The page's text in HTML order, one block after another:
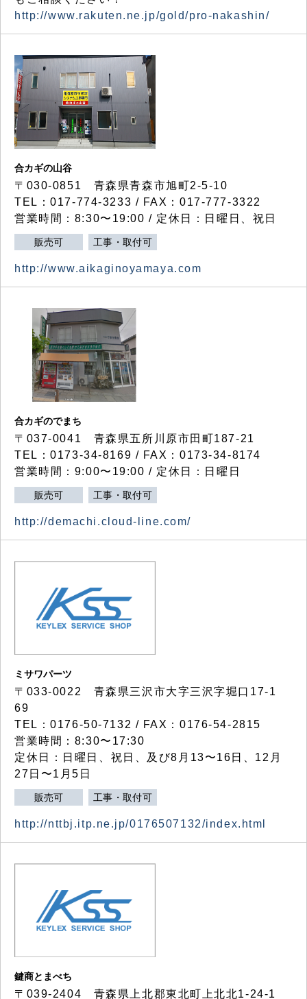
http://www.rakuten.ne.jp/gold/pro-nakashin/
合カギの山谷
〒030-0851 青森県青森市旭町2-5-10
TEL：017-774-3233 / FAX：017-777-3322
営業時間：8:30〜19:00 / 定休日：日曜日、祝日
販売可 工事・取付可
http://www.aikaginoyamaya.com
合カギのでまち
〒037-0041 青森県五所川原市田町187-21
TEL：0173-34-8169 / FAX：0173-34-8174
営業時間：9:00〜19:00 / 定休日：日曜日
販売可 工事・取付可
http://demachi.cloud-line.com/
ミサワパーツ
〒033-0022 青森県三沢市大字三沢字堀口17-1
69
TEL：0176-50-7132 / FAX：0176-54-2815
営業時間：8:30〜17:30
定休日：日曜日、祝日、及び8月13〜16日、12月
27日〜1月5日
販売可 工事・取付可
http://nttbj.itp.ne.jp/0176507132/index.html
鍵商とまべち
〒039-2404 青森県上北郡東北町上北北1-24-1